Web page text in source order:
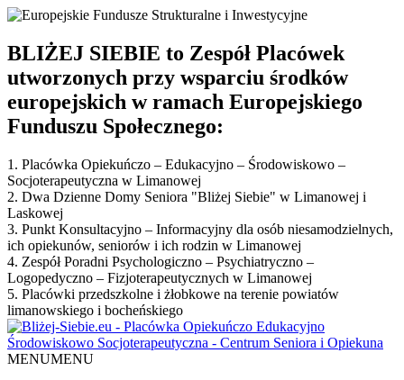
BLIŻEJ SIEBIE to Zespół Placówek
utworzonych przy wsparciu środków
europejskich w ramach Europejskiego
Funduszu Społecznego:
1. Placówka Opiekuńczo – Edukacyjno – Środowiskowo –
Socjoterapeutyczna w Limanowej
2. Dwa Dzienne Domy Seniora "Bliżej Siebie" w Limanowej i
Laskowej
3. Punkt Konsultacyjno – Informacyjny dla osób niesamodzielnych,
ich opiekunów, seniorów i ich rodzin w Limanowej
4. Zespół Poradni Psychologiczno – Psychiatryczno –
Logopedyczno – Fizjoterapeutycznych w Limanowej
5. Placówki przedszkolne i żłobkowe na terenie powiatów
limanowskiego i bocheńskiego
MENUMENU